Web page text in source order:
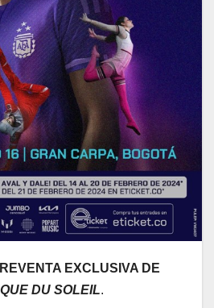
EXCLUSIVA DE
DU SOLEIL.